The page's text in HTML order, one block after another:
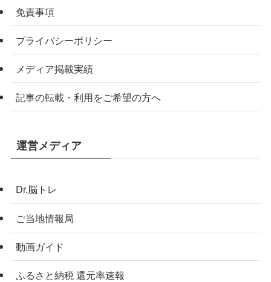
免責事項
プライバシーポリシー
メディア掲載実績
記事の転載・利用をご希望の方へ
運営メディア
Dr.脳トレ
ご当地情報局
動画ガイド
ふるさと納税 還元率速報